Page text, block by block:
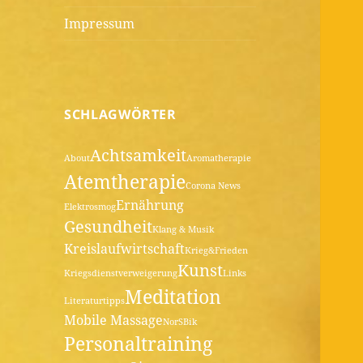
Impressum
SCHLAGWÖRTER
AboutAchtsamkeitAromatherapie
AtemtherapieCorona News
ElektrosmogErnährung
GesundheitKlang & Musik
KreislaufwirtschaftKrieg&Frieden
KriegsdienstverweigerungKunstLinks
LiteraturtippsMeditation
Mobile MassageNorSBik
Personaltraining